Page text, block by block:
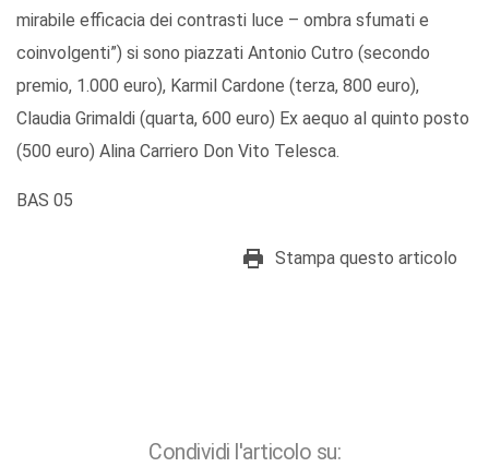
mirabile efficacia dei contrasti luce – ombra sfumati e
coinvolgenti”) si sono piazzati Antonio Cutro (secondo
premio, 1.000 euro), Karmil Cardone (terza, 800 euro),
Claudia Grimaldi (quarta, 600 euro) Ex aequo al quinto posto
(500 euro) Alina Carriero Don Vito Telesca.
BAS 05
Stampa questo articolo
Condividi l'articolo su: